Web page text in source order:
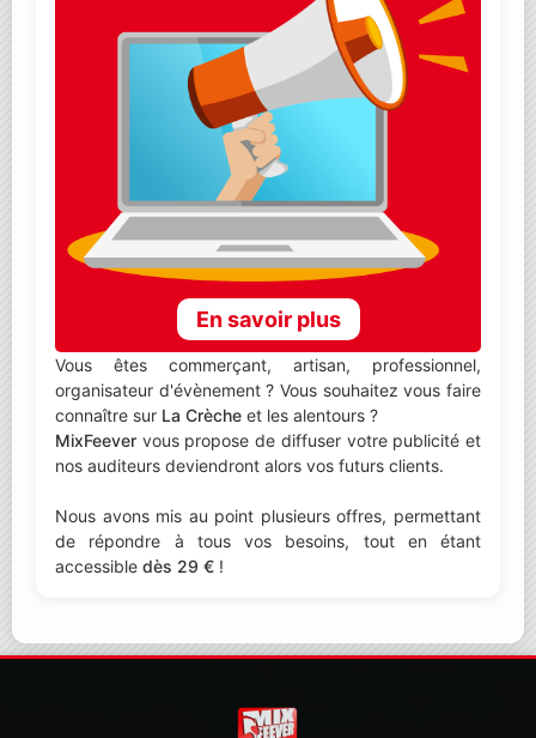
En savoir plus
Vous êtes commerçant, artisan, professionnel,
organisateur d'évènement ? Vous souhaitez vous faire
connaître sur La Crèche et les alentours ?
MixFeever vous propose de diffuser votre publicité et
nos auditeurs deviendront alors vos futurs clients.
Nous avons mis au point plusieurs offres, permettant
de répondre à tous vos besoins, tout en étant
accessible dès 29 € !